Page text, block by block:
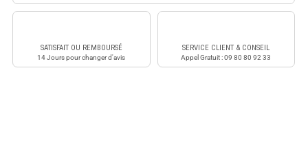
SATISFAIT OU REMBOURSÉ
14 Jours pour changer d'avis
SERVICE CLIENT & CONSEIL
Appel Gratuit : 09 80 80 92 33